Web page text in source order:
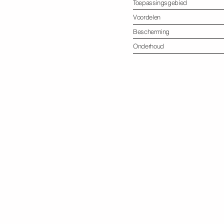
Toepassingsgebied
Voordelen
Bescherming
Onderhoud